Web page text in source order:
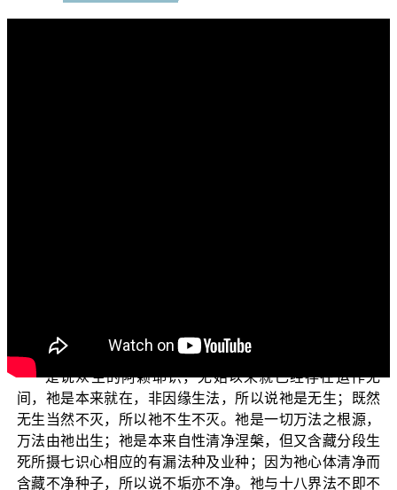
依；由此有诸趣，及涅槃证得。”（《成唯识论》卷3）
是说众生的阿赖耶识，无始以来就已经存在运作无
间，祂是本来就在，非因缘生法，所以说祂是无生；既然
无生当然不灭，所以祂不生不灭。祂是一切万法之根源，
万法由祂出生；祂是本来自性清净涅槃，但又含藏分段生
死所摄七识心相应的有漏法种及业种；因为祂心体清净而
含藏不净种子，所以说不垢亦不净。祂与十八界法不即不